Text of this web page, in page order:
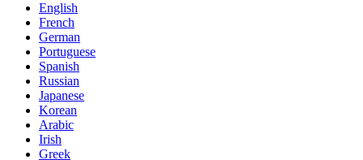
English
French
German
Portuguese
Spanish
Russian
Japanese
Korean
Arabic
Irish
Greek